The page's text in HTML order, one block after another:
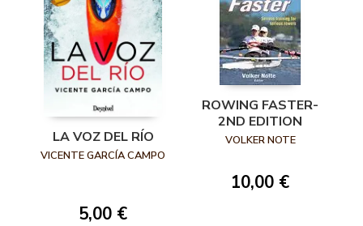
LA VOZ DEL RÍO
VICENTE GARCÍA CAMPO
5,00 €
ROWING FASTER-
2ND EDITION
VOLKER NOTE
10,00 €